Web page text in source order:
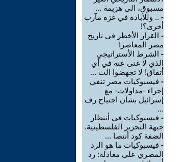
مسبوق، الى هزيمة ...
- .. وللأبادة في غزه مآرب
أخرى؟!
- القرار الأخطر في تاريخ
مصر المعاصر!
- الشرط الأستراتيجي
الذي لا غنى عنه في أي
أتفاق! لا تجهضوا الث ...
- فيسبوكيات مصر تنفي
إجراء -مداولات- مع
إسرائيل بشأن اجتياح رف
...
- فيسبوكيات في أنتظار
جبهة التحرير الفلسطينية.
الضفة كود أنتصا ...
- فيسبوكيات ما هو الرد
المصري على معادلة: رد